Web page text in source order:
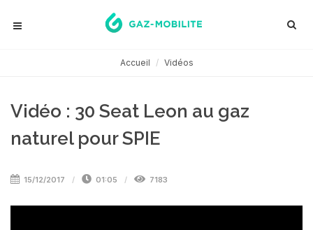
Accueil Vidéos
Vidéo : 30 Seat Leon au gaz
naturel pour SPIE
15/12/2017 01:05 7183